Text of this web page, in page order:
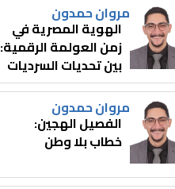
مروان حمدون
الهوية المصرية في
زمن العولمة الرقمية:
بين تحديات السرديات
وصناعة الوعي
مروان حمدون
الفصيل الهجين:
خطاب بلا وطن